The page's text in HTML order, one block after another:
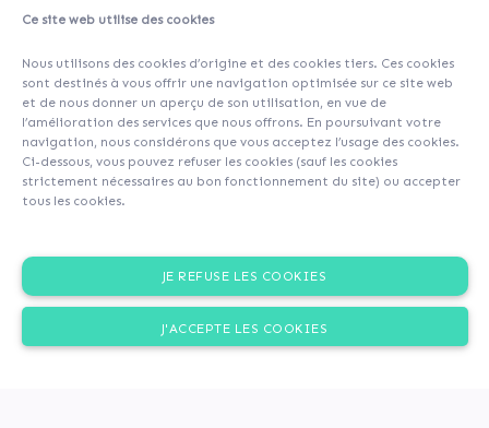
Ce site web utilise des cookies
Nous utilisons des cookies d’origine et des cookies tiers. Ces cookies
sont destinés à vous offrir une navigation optimisée sur ce site web
et de nous donner un aperçu de son utilisation, en vue de
l’amélioration des services que nous offrons. En poursuivant votre
navigation, nous considérons que vous acceptez l’usage des cookies.
Ci-dessous, vous pouvez refuser les cookies (sauf les cookies
strictement nécessaires au bon fonctionnement du site) ou accepter
tous les cookies.
JE REFUSE LES COOKIES
J'ACCEPTE LES COOKIES